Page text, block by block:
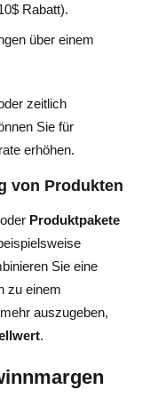
Rabatt).
über einem
zeitlich
Sie für
erhöhen.
von Produkten
Produktpakete
Sie eine
zu einem
auszugeben,
.